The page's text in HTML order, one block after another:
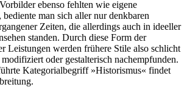
ebenso fehlten wie eigene
bediente man sich aller nur denkbaren
Zeiten, die allerdings auch in ideeller
standen. Durch diese Form der
Leistungen werden frühere Stile also schlicht
oder gestalterisch nachempfunden.
Kategorialbegriff »Historismus« findet